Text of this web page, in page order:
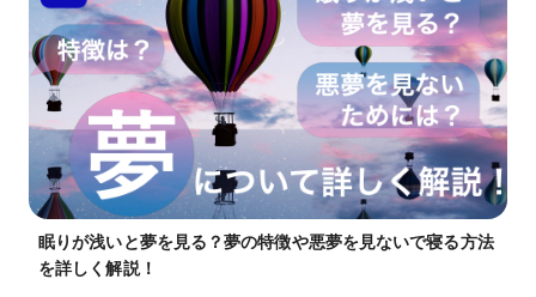
眠りが浅いと夢を見る？夢の特徴や悪夢を見ないで寝る方法
を詳しく解説！